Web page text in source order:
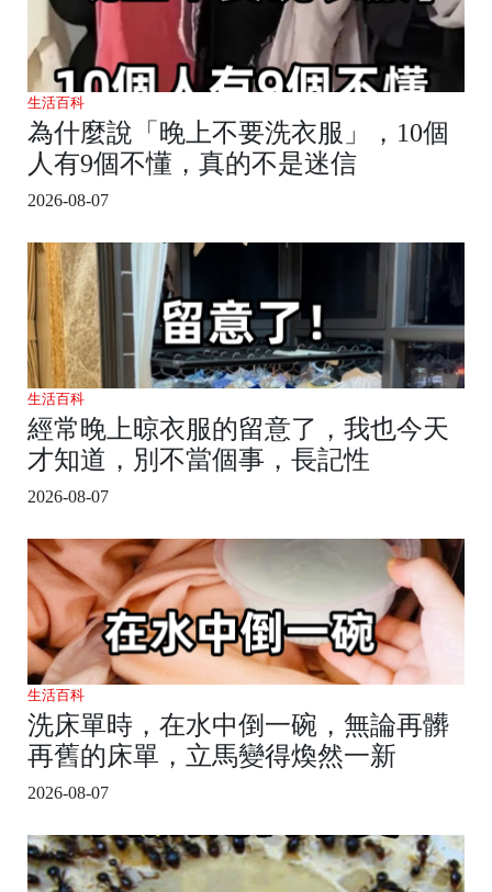
生活百科
為什麼說「晚上不要洗衣服」，10個
人有9個不懂，真的不是迷信
2026-08-07
生活百科
經常晚上晾衣服的留意了，我也今天
才知道，別不當個事，長記性
2026-08-07
生活百科
洗床單時，在水中倒一碗，無論再髒
再舊的床單，立馬變得煥然一新
2026-08-07